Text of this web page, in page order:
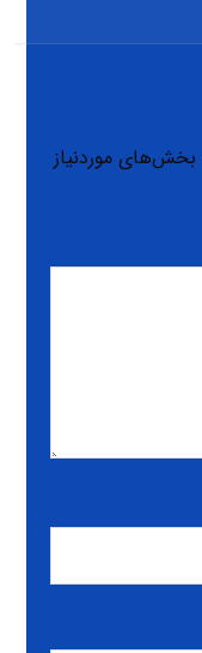
بخش‌های موردنیاز